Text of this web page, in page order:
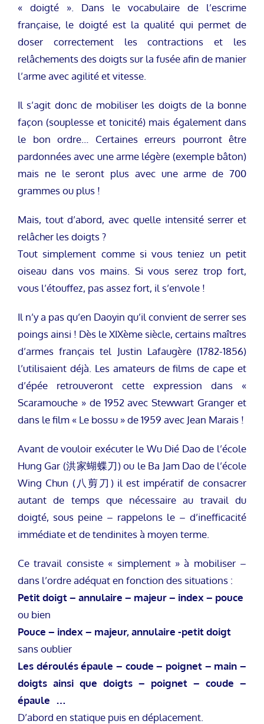
« doigté ». Dans le vocabulaire de l’escrime
française, le doigté est la qualité qui permet de
doser correctement les contractions et les
relâchements des doigts sur la fusée afin de manier
l’arme avec agilité et vitesse.
Il s’agit donc de mobiliser les doigts de la bonne
façon (souplesse et tonicité) mais également dans
le bon ordre… Certaines erreurs pourront être
pardonnées avec une arme légère (exemple bâton)
mais ne le seront plus avec une arme de 700
grammes ou plus !
Mais, tout d’abord, avec quelle intensité serrer et
relâcher les doigts ?
Tout simplement comme si vous teniez un petit
oiseau dans vos mains. Si vous serez trop fort,
vous l’étouffez, pas assez fort, il s’envole !
Il n’y a pas qu’en Daoyin qu’il convient de serrer ses
poings ainsi ! Dès le XIXème siècle, certains maîtres
d’armes français tel Justin Lafaugère (1782-1856)
l’utilisaient déjà. Les amateurs de films de cape et
d’épée retrouveront cette expression dans «
Scaramouche » de 1952 avec Stewwart Granger et
dans le film « Le bossu » de 1959 avec Jean Marais !
Avant de vouloir exécuter le Wu Dié Dao de l’école
Hung Gar (洪家蝴蝶刀) ou le Ba Jam Dao de l’école
Wing Chun (八剪刀) il est impératif de consacrer
autant de temps que nécessaire au travail du
doigté, sous peine – rappelons le – d’inefficacité
immédiate et de tendinites à moyen terme.
Ce travail consiste « simplement » à mobiliser –
dans l’ordre adéquat en fonction des situations :
Petit doigt – annulaire – majeur – index – pouce
ou bien
Pouce – index – majeur, annulaire -petit doigt
sans oublier
Les déroulés épaule – coude – poignet – main –
doigts ainsi que doigts – poignet – coude –
épaule …
D’abord en statique puis en déplacement.